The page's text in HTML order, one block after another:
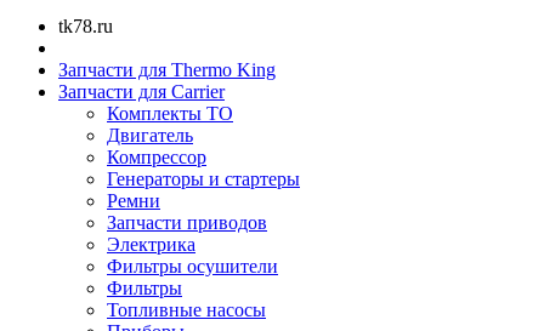
tk78.ru
Запчасти для Thermo King
Запчасти для Carrier
Комплекты ТО
Двигатель
Компрессор
Генераторы и стартеры
Ремни
Запчасти приводов
Электрика
Фильтры осушители
Фильтры
Топливные насосы